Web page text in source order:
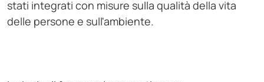
stati integrati con misure sulla qualità della vita
delle persone e sull'ambiente.